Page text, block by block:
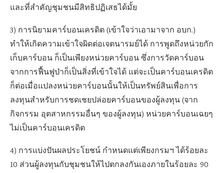
และที่สำคัญชุมชนมีสิทธิปฏิเสธได้มั้ย
3) การนิยามคาร์บอนเครดิต (เข้าใจว่าเอามาจาก อบก.)
ทำให้เกิดความเข้าใจผิดต่อเจตนารมย์ได้ การพูดถึงหน่วยกัก
เก็บคาร์บอน ก็เป็นเพียงหน่วยคาร์บอน ซึ่งการวัดคาร์บอน
จากการฟื้นฟูป่าก็เป็นสิ่งที่เข้าใจได้ แต่จะเป็นคาร์บอนเครดิต
ก็ต่อเมื่อแปลงหน่วยคาร์บอนนั้นให้เป็นทรัพย์สินเพื่อการ
ลงทุนสำหรับการชดเชยปล่อยคาร์บอนของผู้ลงทุน (จาก
กิจกรรม อุตสาหกรรมอื่นๆ ของผู้ลงทุน) หน่วยคาร์บอนเฉยๆ
ไม่เป็นคาร์บอนเครดิต
4) การแบ่งปันผลประโยชน์ กำหนดแต่เพียงกรมฯ ได้ร้อยละ
10 ส่วนผู้ลงทุนกับชุมชนให้ไปตกลงกันเองภายในร้อยละ 90